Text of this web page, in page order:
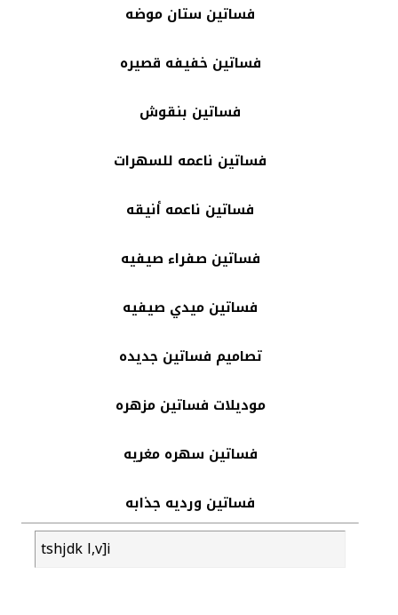
فساتين ستان موضه
فساتين خفيفه قصيره
فساتين بنقوش
فساتين ناعمه للسهرات
فساتين ناعمه أنيقه
فساتين صفراء صيفيه
فساتين ميدي صيفيه
تصاميم فساتين جديده
موديلات فساتين مزهره
فساتين سهره مغريه
فساتين ورديه جذابه
tshjdk l,v]i